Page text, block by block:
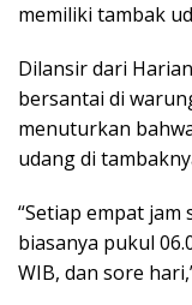
memiliki tambak
Dilansir dari
bersantai di
menuturkan
udang di
“Setiap empat jam
biasanya pukul
WIB, dan sore